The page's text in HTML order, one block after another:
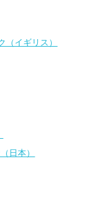
（イギリス）
日本）